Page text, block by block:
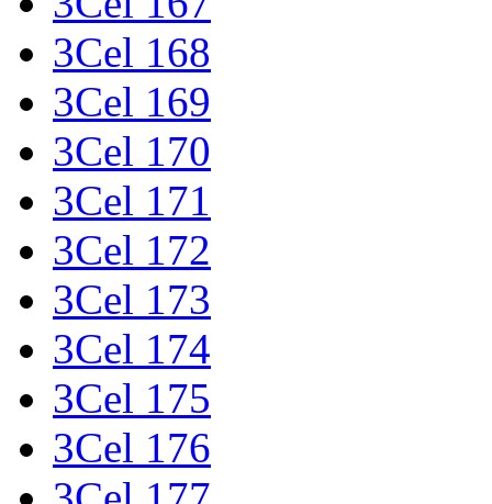
3Cel 168
3Cel 169
3Cel 170
3Cel 171
3Cel 172
3Cel 173
3Cel 174
3Cel 175
3Cel 176